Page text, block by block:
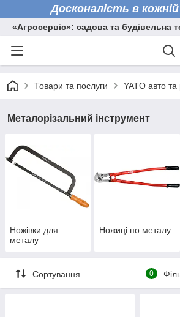
Досконалість в
«Агросервіс»: садова та будівельна
Товари та послуги YATO авто
Металорізальний інструмент
Ножівки для
металу
Ножиці по металу
Сортування 0